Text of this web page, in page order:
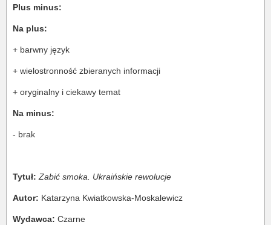
Plus minus:
Na plus:
+ barwny język
+ wielostronność zbieranych informacji
+ oryginalny i ciekawy temat
Na minus:
- brak
Tytuł: Zabić smoka. Ukraińskie rewolucje
Autor: Katarzyna Kwiatkowska-Moskalewicz
Wydawca: Czarne